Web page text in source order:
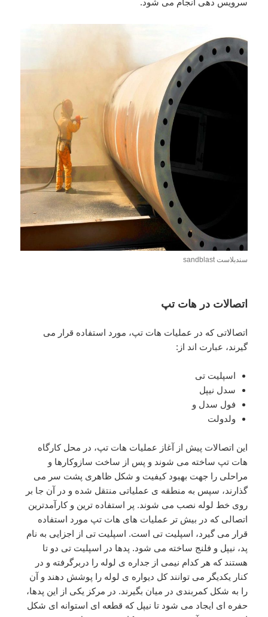
سندبلاست sandblast
اتصالات در هات تپ
اتصالاتی که در عملیات هات تپ، مورد استفاده قرار می
گیرند، عبارت اند از:
اسپلیت تی
سدل نیپل
فول سدل و
ولدولت
این اتصالات پیش از آغاز عملیات هات تپ، در محل کارگاه
هات تپ ساخته می شوند و پس از ساخت سازوکارها و
مراحلی را جهت بهبود کیفیت و شکل ظاهری پشت سر می
گذارند، سپس به منطقه ی عملیاتی منتقل شده و در آن جا بر
روی خط لوله نصب می شوند. پر استفاده ترین و کارآمدترین
اتصالی که در بیش تر عملیات های هات تپ مورد استفاده
قرار می گیرد، اسپلیت تی است. اسپلیت تی از اجزایی به نام
پد، نیپل و فلنج ساخته می شود. پدها در اسپلیت تی دو تا
هستند که هر کدام نیمی از جداره ی لوله را دربرگرفته و در
کنار یکدیگر می توانند کل دیواره ی لوله را پوشش دهند و آن
را به شکل کمربندی در میان بگیرند. در مرکز یکی از این پدها،
حفره ای ایجاد می شود تا نیپل که قطعه ای استوانه ای شکل